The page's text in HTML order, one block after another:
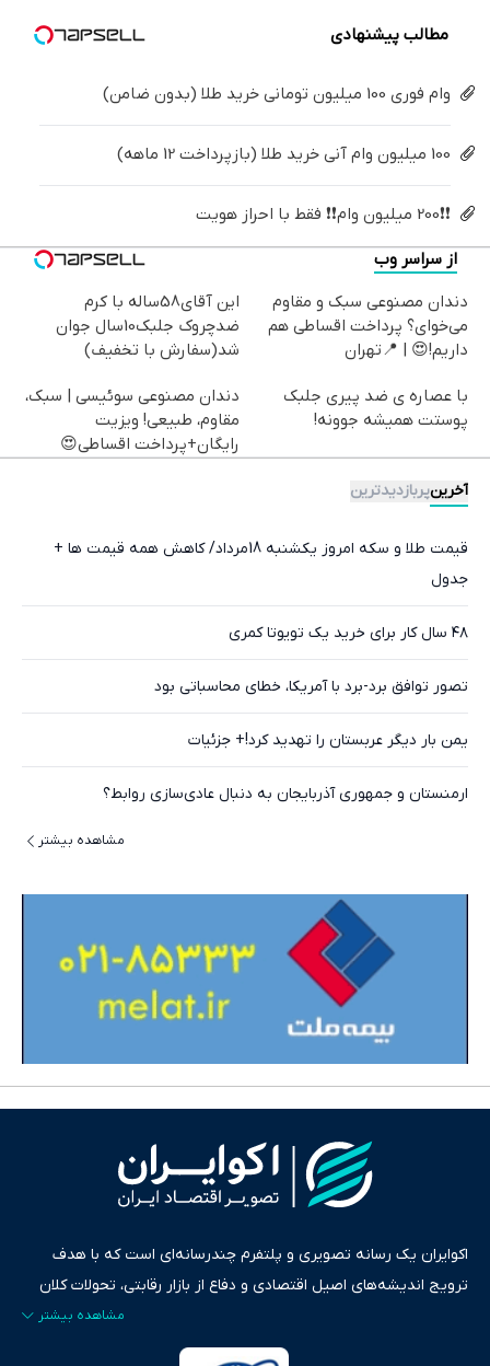
مطالب پیشنهادی
وام فوری 100 میلیون تومانی خرید طلا (بدون ضامن)
100 میلیون وام آنی خرید طلا (بازپرداخت 12 ماهه)
❗❗200 میلیون وام❗❗ فقط با احراز هویت
از سراسر وب
دندان مصنوعی سبک و مقاوم
می‌خوای؟ پرداخت اقساطی هم
داریم!😍 | 📍تهران
این آقای58ساله با کرم
ضدچروک جلبک10سال جوان
شد(سفارش با تخفیف)
با عصاره ی ضد پیری جلبک
پوستت همیشه جوونه!
دندان مصنوعی سوئیسی | سبک،
مقاوم، طبیعی! ویزیت
رایگان+پرداخت اقساطی😍
آخرینپربازدیدترین
قیمت طلا و سکه امروز یکشنبه 18مرداد/ کاهش همه قیمت ها +
جدول
۴۸ سال کار برای خرید یک تویوتا کمری
تصور توافق برد-برد با آمریکا، خطای محاسباتی بود
یمن بار دیگر عربستان را تهدید کرد!+ جزئیات
ارمنستان و جمهوری آذربایجان به دنبال عادی‌سازی روابط؟
مشاهده بیشتر
اکوایران یک رسانه تصویری و پلتفرم چندرسانه‌ای است که با هدف
ترویج اندیشه‌های اصیل اقتصادی و دفاع از بازار رقابتی، تحولات کلان
ایران و جهان را در قالب‌های ویدیو، پادکست، متن و گزارش‌های تحلیلی
پایش می‌کند. این رسانه به عنوان منبعی دقیق و قابل اعتماد، فراتر از